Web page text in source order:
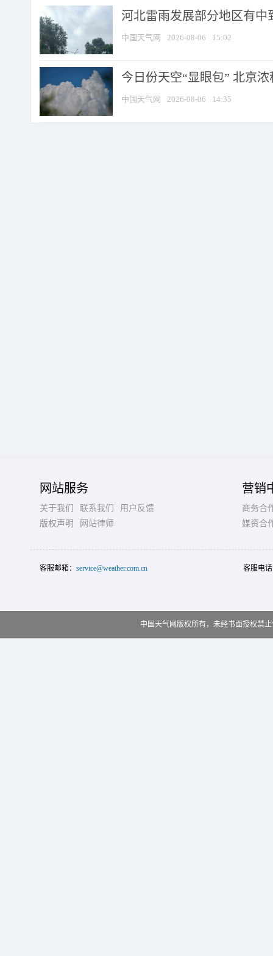
河北雷雨发展部分地区有中
中国天气网 2026-08-06 15:02
今日份天空“显眼包” 北京
中国天气网 2026-08-06 14:35
网站服务
关于我们 联系我们
用户反馈
版权声明
网站律师
营销
商务合
媒资合
客服邮箱： service@weather.com.cn 客服电
中国天气网版权所有，未经书面授权